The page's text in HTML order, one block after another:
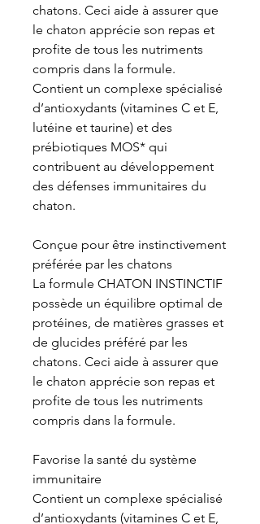
chatons. Ceci aide à assurer que
le chaton apprécie son repas et
profite de tous les nutriments
compris dans la formule.
Contient un complexe spécialisé
d’antioxydants (vitamines C et E,
lutéine et taurine) et des
prébiotiques MOS* qui
contribuent au développement
des défenses immunitaires du
chaton.
Conçue pour être instinctivement
préférée par les chatons
La formule CHATON INSTINCTIF
possède un équilibre optimal de
protéines, de matières grasses et
de glucides préféré par les
chatons. Ceci aide à assurer que
le chaton apprécie son repas et
profite de tous les nutriments
compris dans la formule.
Favorise la santé du système
immunitaire
Contient un complexe spécialisé
d’antioxydants (vitamines C et E,